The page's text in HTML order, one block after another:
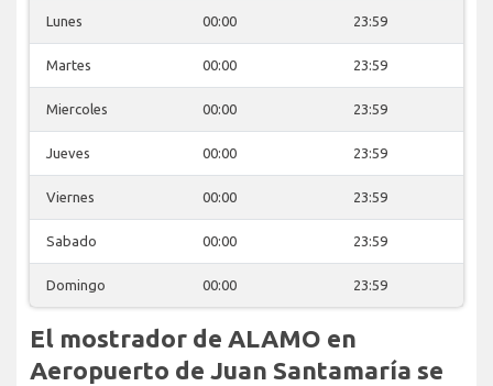
Lunes 00:00 23:59
Martes 00:00 23:59
Miercoles 00:00 23:59
Jueves 00:00 23:59
Viernes 00:00 23:59
Sabado 00:00 23:59
Domingo 00:00 23:59
El mostrador de ALAMO en
Aeropuerto de Juan Santamaría se